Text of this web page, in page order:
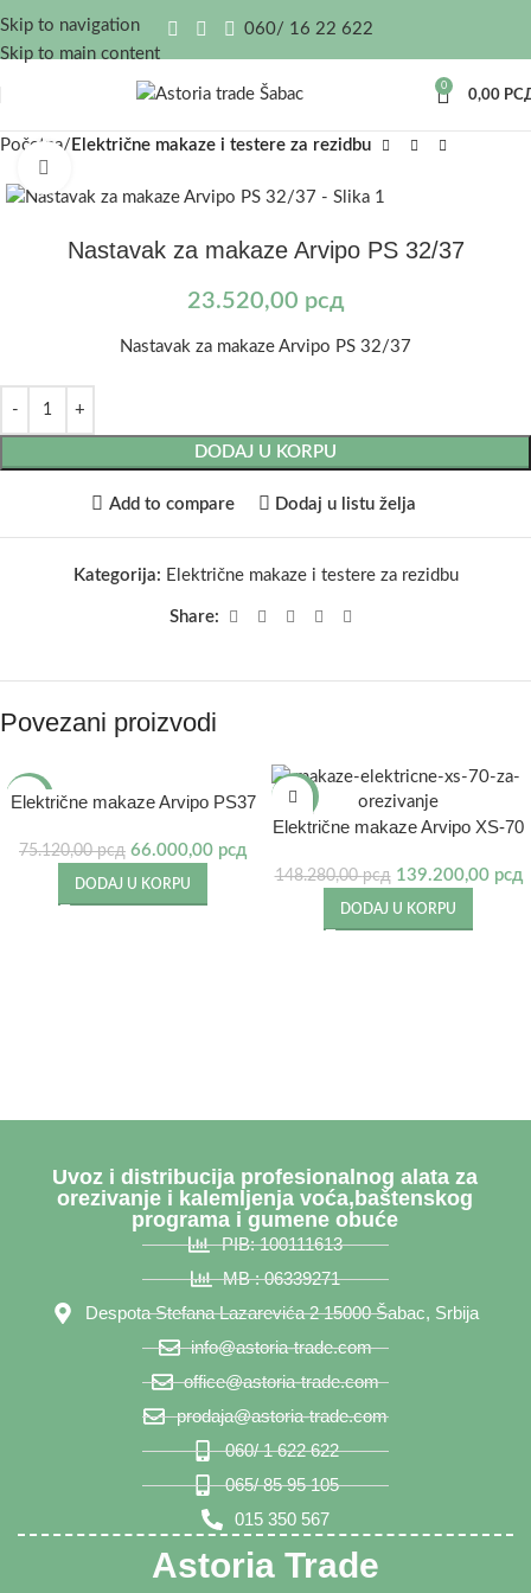
Skip to navigation
Skip to main content
060/ 16 22 622
0
0,00
Početna Električne makaze i testere za rezidbu
Nastavak za makaze Arvipo PS 32/37
23.520,00 рсд
Nastavak za makaze Arvipo PS 32/37
DODAJ U KORPU
Add to compare Dodaj u listu želja
Kategorija: Električne makaze i testere za rezidbu
Share:
Povezani proizvodi
-12%
IZDVAJAMO
Električne makaze Arvipo PS37
75.120,00рсд 66.000,00 рсд
DODAJ U KORPU
Električne makaze Arvipo XS-70
148.280,00рсд 139.200,00 рсд
DODAJ U KORPU
Uvoz i distribucija profesionalnog alata za
orezivanje i kalemljenja voća,baštenskog
programa i gumene obuće
PIB: 100111613
MB : 06339271
Despota Stefana Lazarevića 2 15000 Šabac, Srbija
info@astoria-trade.com
office@astoria-trade.com
prodaja@astoria-trade.com
060/ 1 622 622
065/ 85 95 105
015 350 567
Astoria Trade